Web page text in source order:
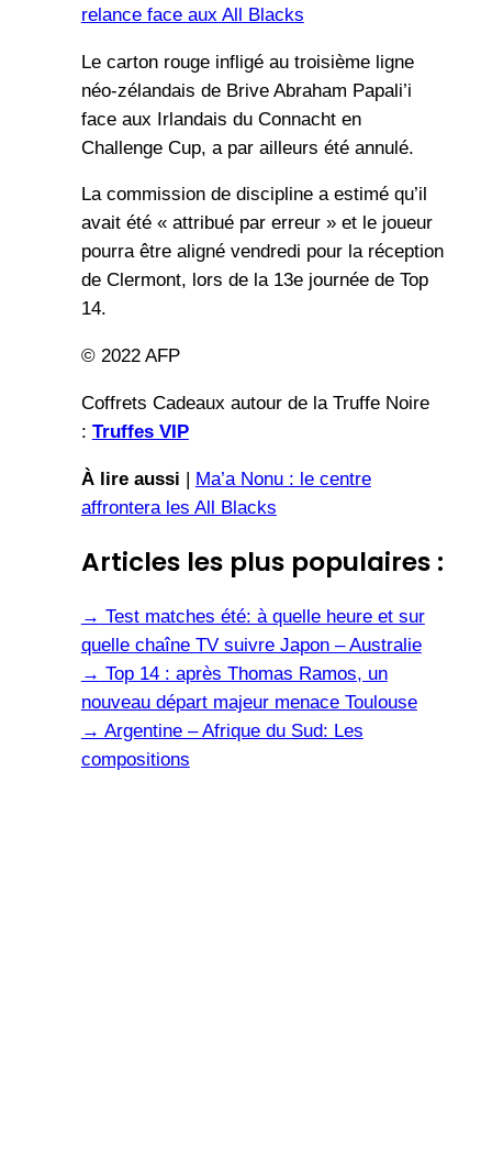
relance face aux All Blacks
Le carton rouge infligé au troisième ligne
néo-zélandais de Brive Abraham Papali’i
face aux Irlandais du Connacht en
Challenge Cup, a par ailleurs été annulé.
La commission de discipline a estimé qu’il
avait été « attribué par erreur » et le joueur
pourra être aligné vendredi pour la réception
de Clermont, lors de la 13e journée de Top
14.
© 2022 AFP
Coffrets Cadeaux autour de la Truffe Noire
: Truffes VIP
À lire aussi | Ma’a Nonu : le centre
affrontera les All Blacks
Articles les plus populaires :
→ Test matches été: à quelle heure et sur
quelle chaîne TV suivre Japon – Australie
→ Top 14 : après Thomas Ramos, un
nouveau départ majeur menace Toulouse
→ Argentine – Afrique du Sud: Les
compositions